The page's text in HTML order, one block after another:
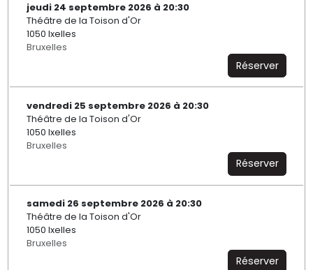
jeudi 24 septembre 2026 à 20:30
Théâtre de la Toison d'Or
1050 Ixelles
Bruxelles
Réserver
vendredi 25 septembre 2026 à 20:30
Théâtre de la Toison d'Or
1050 Ixelles
Bruxelles
Réserver
samedi 26 septembre 2026 à 20:30
Théâtre de la Toison d'Or
1050 Ixelles
Bruxelles
Réserver